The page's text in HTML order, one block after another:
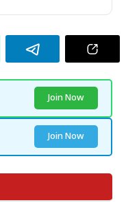
Join Now
Join Now